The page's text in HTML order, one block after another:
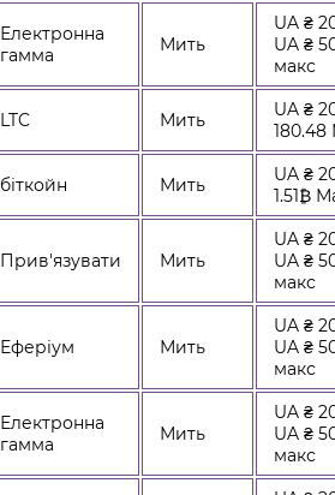
Електронна
гамма
Мить
UA ₴
UA ₴
макс
LTC Мить
UA ₴
180.48
біткойн Мить
UA ₴
1.51₿
Прив'язувати Мить
UA ₴
UA ₴
макс
Еферіум Мить
UA ₴
UA ₴
макс
Електронна
гамма
Мить
UA ₴
UA ₴
макс